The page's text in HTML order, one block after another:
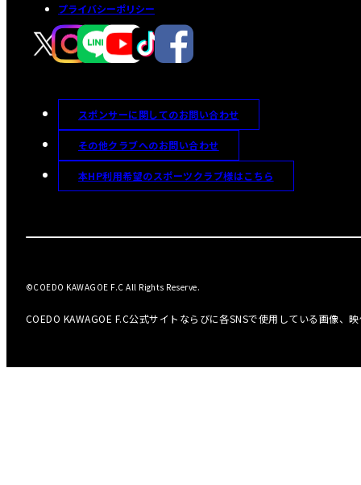
プライバシーポリシー
スポンサーに関してのお問い合わせ
その他クラブへのお問い合わせ
本HP利用希望のスポーツクラブ様はこちら
COEDO KAWAGOE F.C公式サイトならびに各SNSで使用している画像、
©COEDO KAWAGOE F.C All Rights Reserve.